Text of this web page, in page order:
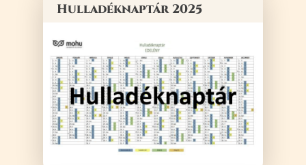
Hulladéknaptár 2025